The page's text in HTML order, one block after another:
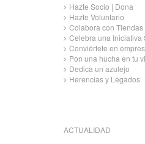
Hazte Socio | Dona
Hazte Voluntario
Colabora con
Celebra una Iniciativa
Conviértete en
Pon una hucha en tu
Dedica un azulejo
Herencias y Legados
ACTUALIDAD